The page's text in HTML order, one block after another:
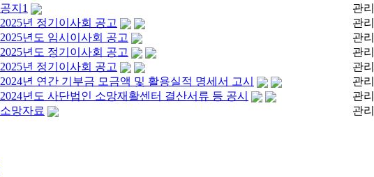
공지1 관
2025년 정기이사회 공고 관
2025년도 임시이사회 공고 관
2025년도 정기이사회 공고 관
2025년 정기이사회 공고 관
2024년 연간 기부금 모금액 및 활용실적 명세서 고시 관
2024년도 사단법인 소망재활센터 결산서류 등 공시 관
소망자료 관